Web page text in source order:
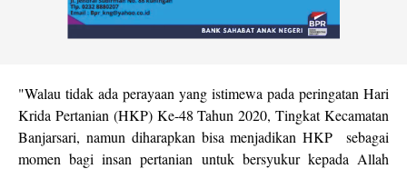
"Walau tidak ada perayaan yang istimewa pada peringatan Hari
Krida Pertanian (HKP) Ke-48 Tahun 2020, Tingkat Kecamatan
Banjarsari, namun diharapkan bisa menjadikan HKP sebagai
momen bagi insan pertanian untuk bersyukur kepada Allah